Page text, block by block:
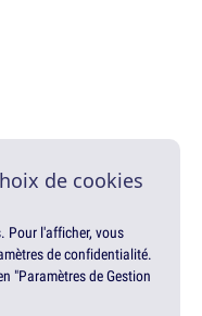
de cookies
Pour l'afficher, vous
de confidentialité.
"Paramètres de Gestion